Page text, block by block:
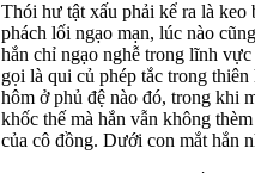
Thói hư tật xấu phải kể ra là keo
phách lối ngạo mạn, lúc nào
hắn chỉ ngạo nghễ trong lĩnh
gọi là qui củ phép tắc trong
hôm ở phủ đệ nào đó, trong khi
khốc thế mà hắn vẫn không
của cô đồng. Dưới con mắt hắn